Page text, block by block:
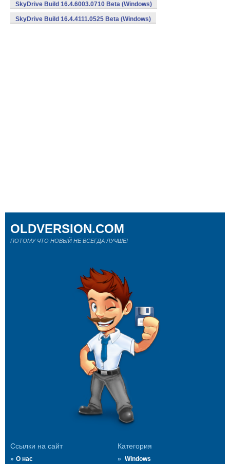
SkyDrive Build 16.4.6003.0710 Beta (Windows)
SkyDrive Build 16.4.4111.0525 Beta (Windows)
Ссылки на сайт
О нас
Категория
Windows
OLDVERSION.COM
ПОТОМУ ЧТО НОВЫЙ НЕ ВСЕГДА ЛУЧШЕ!